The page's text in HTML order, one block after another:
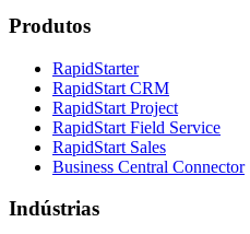
Produtos
RapidStarter
RapidStart CRM
RapidStart Project
RapidStart Field Service
RapidStart Sales
Business Central Connector
Indústrias